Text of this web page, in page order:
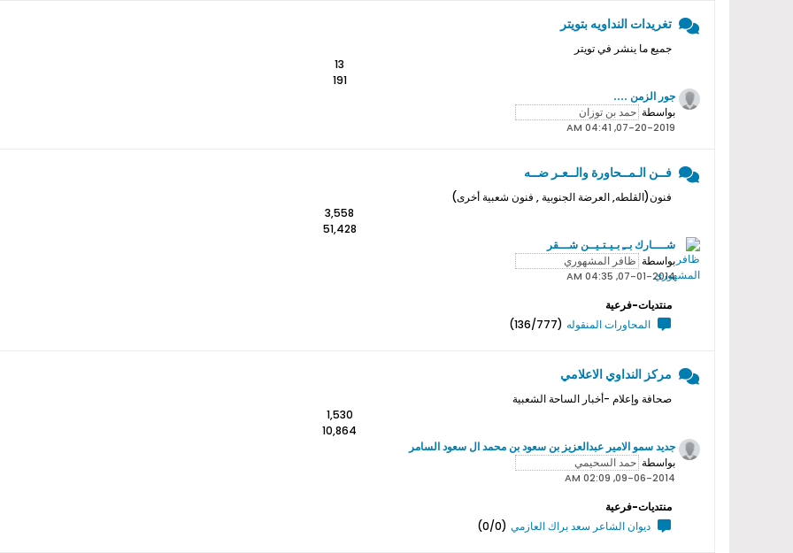
تغريدات النداويه بتويتر
جميع ما ينشر في تويتر
13
191
جور الزمن ....
بواسطة
07-20-2019, 04:41 AM
فــن الـمــحاورة والــعـر ضــه
فنون(القلطه, العرضة الجنوبية , فنون شعبية أخرى)
3,558
51,428
شــــارك بــِ بـيـتـيــن شـــقر
بواسطة
07-01-2014, 04:35 AM
منتديات-فرعية
المحاورات المنقوله (136/777)
مركز النداوي الاعلامي
صحافة وإعلام -أخبار الساحة الشعبية
1,530
10,864
جديد سمو اﻻمير عبدالعزيز بن سعود بن محمد ال سعود السامر
بواسطة
09-06-2014, 02:09 AM
منتديات-فرعية
ديوان الشاعر سعد براك العازمي (0/0)